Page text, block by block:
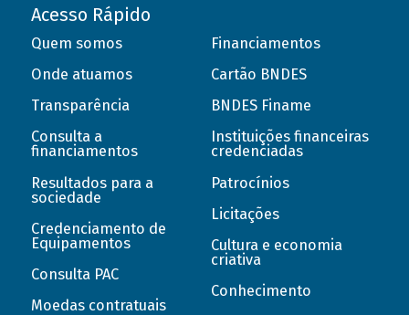
Acesso Rápido
Quem somos
Onde atuamos
Transparência
Consulta a
financiamentos
Resultados para a
sociedade
Credenciamento de
Equipamentos
Consulta PAC
Moedas contratuais
Financiamentos
Cartão BNDES
BNDES Finame
Instituições financeiras
credenciadas
Patrocínios
Licitações
Cultura e economia
criativa
Conhecimento